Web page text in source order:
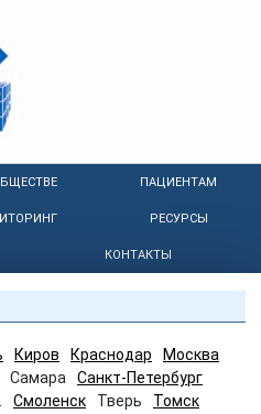
ПАЦИЕНТАМ
РЕСУРСЫ
КОНТАКТЫ
Киров Краснодар
Москва
Самара
Санкт-Петербург
Смоленск Тверь
Томск